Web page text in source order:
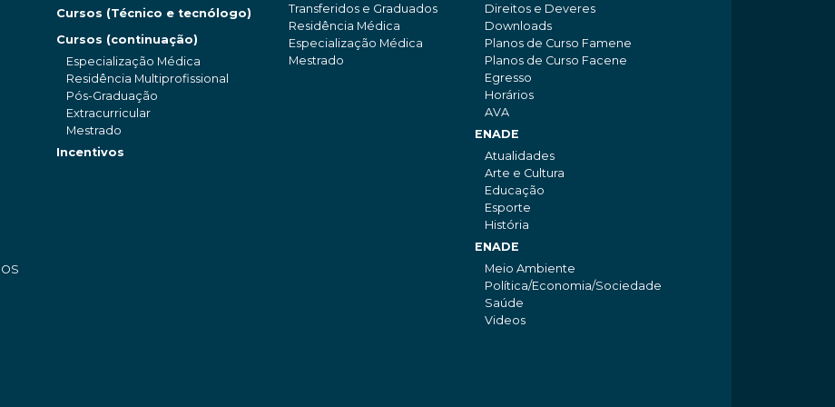
Cursos (Técnico e tecnólogo)
Cursos (continuação)
Especialização Médica
Residência Multiprofissional
Pós-Graduação
Extracurricular
Mestrado
Incentivos
Transferidos e Graduados
Residência Médica
Especialização Médica
Mestrado
Direitos e Deveres
Downloads
Planos de Curso Famene
Planos de Curso Facene
Egresso
Horários
AVA
ENADE
Atualidades
Arte e Cultura
Educação
Esporte
História
ENADE
Meio Ambiente
Política/Economia/Sociedade
Saúde
Videos